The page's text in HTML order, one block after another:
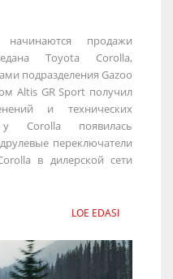
продажи
Toyota Corolla,
подразделения Gazoo
Altis GR Sport получил
и технических
Corolla появилась
переключатели
в дилерской сети
LOE EDASI